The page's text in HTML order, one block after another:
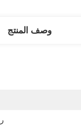
وصف المنتج